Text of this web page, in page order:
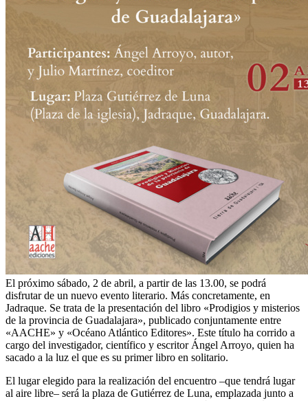
El próximo sábado, 2 de abril, a partir de las 13.00, se podrá
disfrutar de un nuevo evento literario. Más concretamente, en
Jadraque. Se trata de la presentación del libro «Prodigios y misterios
de la provincia de Guadalajara», publicado conjuntamente entre
«AACHE» y «Océano Atlántico Editores». Este título ha corrido a
cargo del investigador, científico y escritor Ángel Arroyo, quien ha
sacado a la luz el que es su primer libro en solitario.
El lugar elegido para la realización del encuentro –que tendrá lugar
al aire libre– será la plaza de Gutiérrez de Luna, emplazada junto a